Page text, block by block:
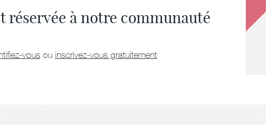
réservée à notre communauté
vous ou inscrivez-vous gratuitement